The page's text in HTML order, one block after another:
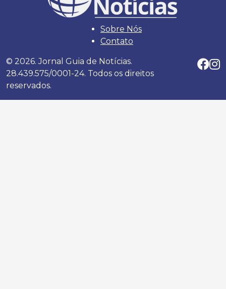
Sobre Nós
Contato
© 2026. Jornal Guia de Notícias.
28.439.575/0001-24. Todos os direitos
reservados.